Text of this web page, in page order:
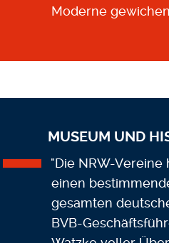
Moderne
MUSEUM UND
"Die NRW-
einen
gesamten
BVB-